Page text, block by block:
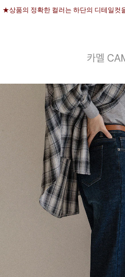
★상품의 정확한 컬러는 하단의 디테일컷